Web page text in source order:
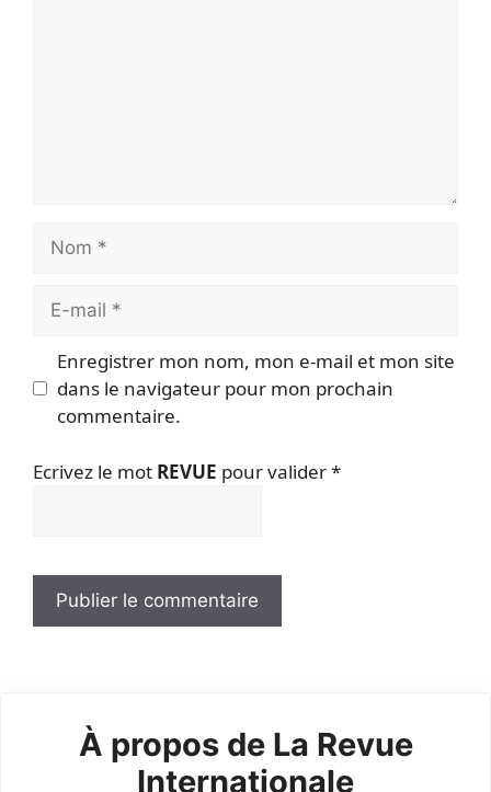
Nom
Enregistrer mon nom, mon e-mail et mon site
dans le navigateur pour mon prochain
commentaire.
Ecrivez le mot REVUE pour valider*
À propos de La Revue
Internationale